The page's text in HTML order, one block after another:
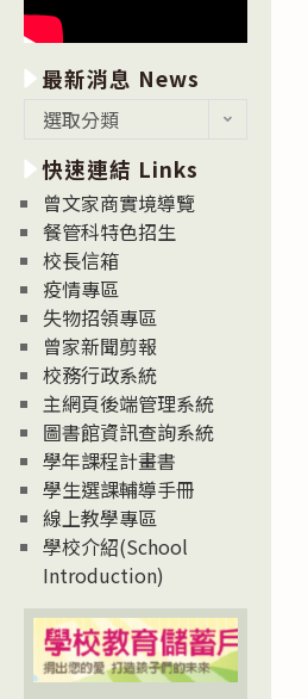
最新消息 News
消
息
News
選取分類
快速連結 Links
曾文家商實境導覽
餐管科特色招生
校長信箱
疫情專區
失物招領專區
曾家新聞剪報
校務行政系統
主網頁後端管理系統
圖書館資訊查詢系統
學年課程計畫書
學生選課輔導手冊
線上教學專區
學校介紹(School
Introduction)